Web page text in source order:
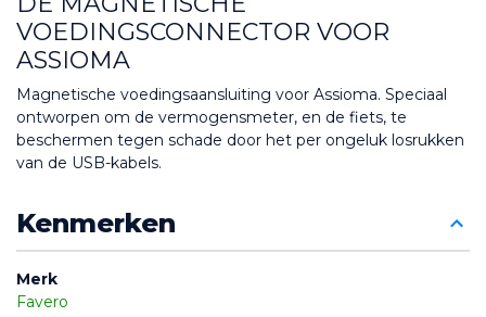
VOEDINGSCONNECTOR VOOR
ASSIOMA
Magnetische voedingsaansluiting voor Assioma. Speciaal
ontworpen om de vermogensmeter, en de fiets, te
beschermen tegen schade door het per ongeluk losrukken
van de USB-kabels.
Kenmerken
Merk
Favero